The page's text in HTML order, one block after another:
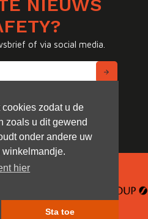
zodat u de
zoals u dit gewend
onder andere uw
winkelmandje.
hier
Sta toe
NIEUWS
of via social media.